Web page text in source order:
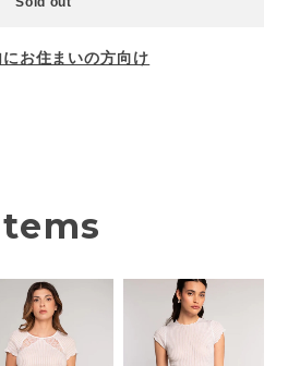
お住まいの方向け